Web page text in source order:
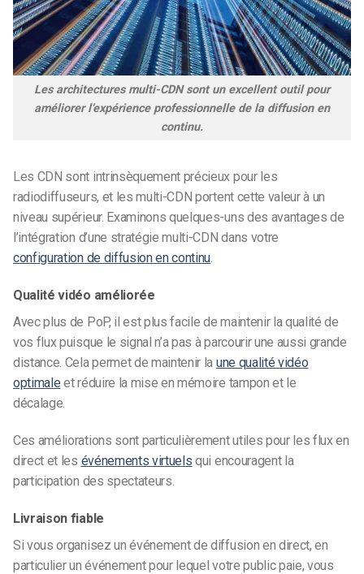
Les architectures multi-CDN sont un excellent outil pour
améliorer l’expérience professionnelle de la diffusion en
continu.
Les CDN sont intrinsèquement précieux pour les
radiodiffuseurs, et les multi-CDN portent cette valeur à un
niveau supérieur. Examinons quelques-uns des avantages de
l’intégration d’une stratégie multi-CDN dans votre
configuration de diffusion en continu.
Qualité vidéo améliorée
Avec plus de PoP, il est plus facile de maintenir la qualité de
vos flux puisque le signal n’a pas à parcourir une aussi grande
distance. Cela permet de maintenir la une qualité vidéo
optimale et réduire la mise en mémoire tampon et le
décalage.
Ces améliorations sont particulièrement utiles pour les flux en
direct et les événements virtuels qui encouragent la
participation des spectateurs.
Livraison fiable
Si vous organisez un événement de diffusion en direct, en
particulier un événement pour lequel votre public paie, vous